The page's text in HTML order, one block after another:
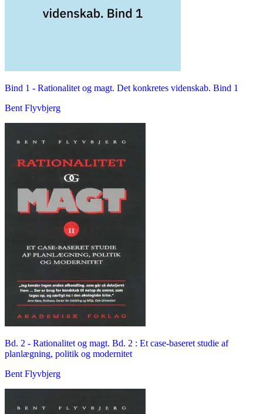
Bind 1 - Rationalitet og magt. Det konkretes videnskab. Bind 1
Bent Flyvbjerg
Bd. 2 - Rationalitet og magt. Bd. 2 : Et case-baseret studie af
planlægning, politik og modernitet
Bent Flyvbjerg